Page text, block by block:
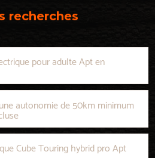
recherches
pour adulte Apt en
autonomie de 50km minimum
Cube Touring hybrid pro Apt